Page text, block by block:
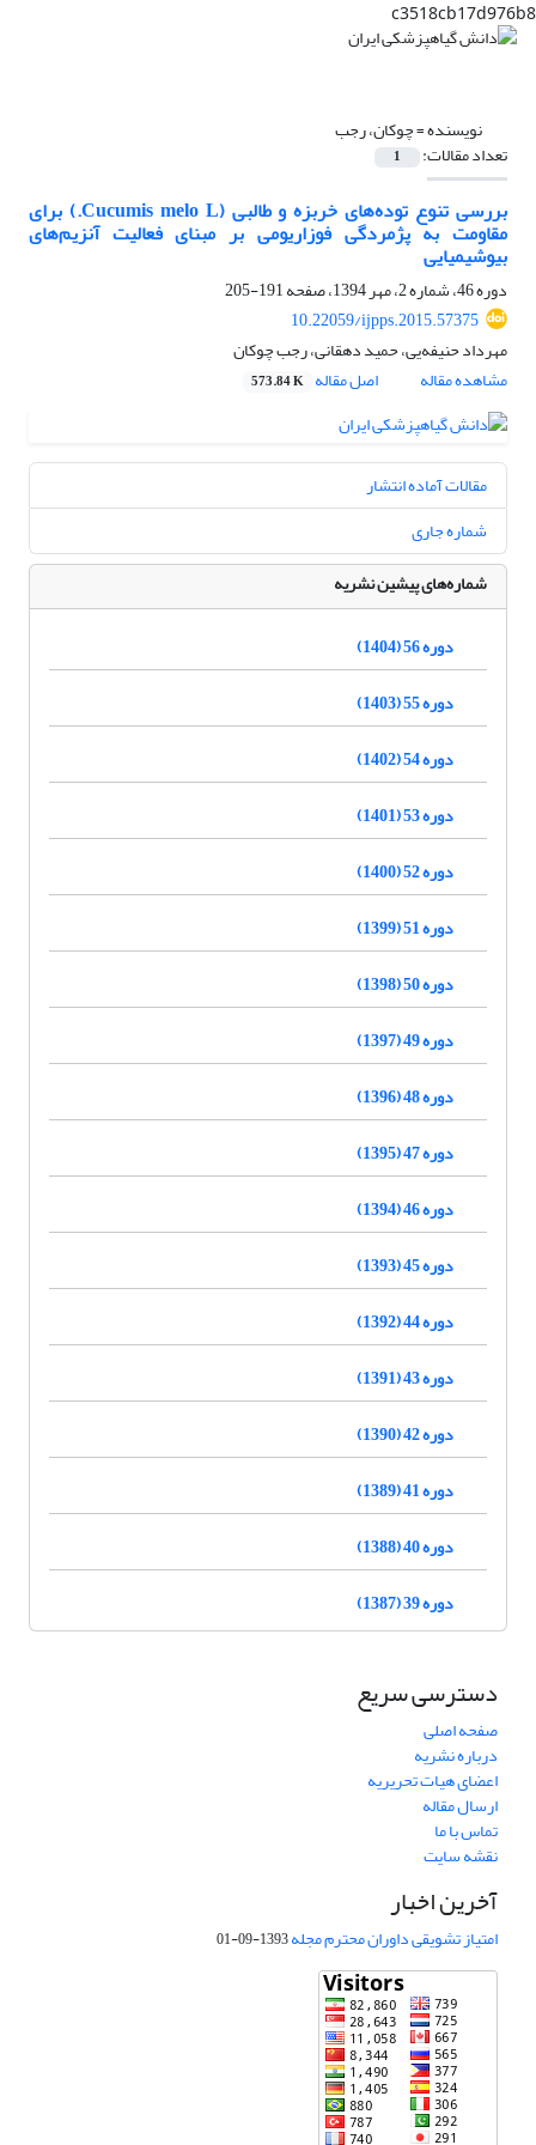
c3518cb17d976b8
نویسنده =چوکان، رجب
تعداد مقالات: 1
بررسی تنوع توده‌‌های خربزه و طالبی (Cucumis melo L.) برای
مقاومت به پژمردگی فوزاریومی بر مبنای فعالیت آنزیم‌های
بیوشیمیایی
دوره 46، شماره 2، مهر 1394، صفحه
191-205
10.22059/ijpps.2015.57375
مهرداد حنیفه‌یی، حمید دهقانی، رجب چوکان
مشاهده مقاله
اصل مقاله 573.84 K
مقالات آماده انتشار
شماره جاری
شماره‌های پیشین نشریه
دوره 56 (1404)
دوره 55 (1403)
دوره 54 (1402)
دوره 53 (1401)
دوره 52 (1400)
دوره 51 (1399)
دوره 50 (1398)
دوره 49 (1397)
دوره 48 (1396)
دوره 47 (1395)
دوره 46 (1394)
دوره 45 (1393)
دوره 44 (1392)
دوره 43 (1391)
دوره 42 (1390)
دوره 41 (1389)
دوره 40 (1388)
دوره 39 (1387)
دسترسی سریع
صفحه اصلی
درباره نشریه
اعضای هیات تحریریه
ارسال مقاله
تماس با ما
نقشه سایت
آخرین اخبار
امتیاز تشویقی داوران محترم مجله1393-09-01